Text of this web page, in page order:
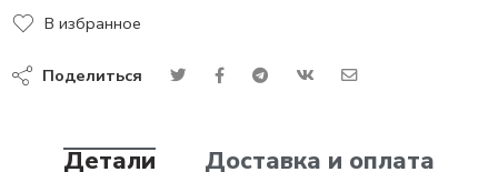
В избранное
Поделиться
Детали Доставка и оплата